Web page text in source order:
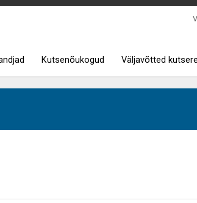
Kutsenõukogud Väljavõtted